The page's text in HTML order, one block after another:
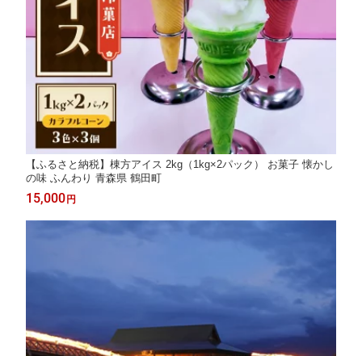
【ふるさと納税】棟方アイス 2kg（1kg×2パック） お菓子 懐かし
の味 ふんわり 青森県 鶴田町
15,000円